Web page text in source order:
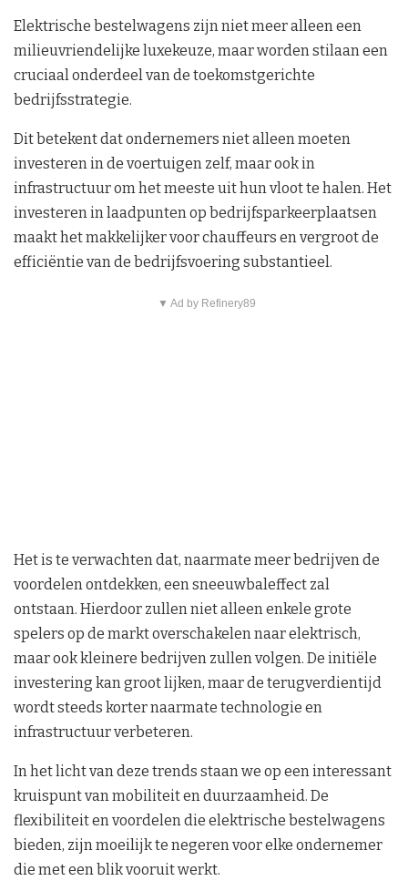
Elektrische bestelwagens zijn niet meer alleen een
milieuvriendelijke luxekeuze, maar worden stilaan een
cruciaal onderdeel van de toekomstgerichte
bedrijfsstrategie.
Dit betekent dat ondernemers niet alleen moeten
investeren in de voertuigen zelf, maar ook in
infrastructuur om het meeste uit hun vloot te halen. Het
investeren in laadpunten op bedrijfsparkeerplaatsen
maakt het makkelijker voor chauffeurs en vergroot de
efficiëntie van de bedrijfsvoering substantieel.
▼ Ad by Refinery89
Het is te verwachten dat, naarmate meer bedrijven de
voordelen ontdekken, een sneeuwbaleffect zal
ontstaan. Hierdoor zullen niet alleen enkele grote
spelers op de markt overschakelen naar elektrisch,
maar ook kleinere bedrijven zullen volgen. De initiële
investering kan groot lijken, maar de terugverdientijd
wordt steeds korter naarmate technologie en
infrastructuur verbeteren.
In het licht van deze trends staan we op een interessant
kruispunt van mobiliteit en duurzaamheid. De
flexibiliteit en voordelen die elektrische bestelwagens
bieden, zijn moeilijk te negeren voor elke ondernemer
die met een blik vooruit werkt.